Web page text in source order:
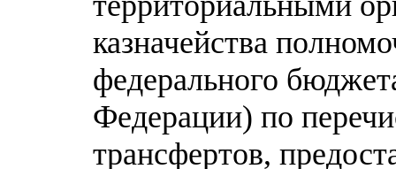
казначейства
федерального
Федерации) по
трансфертов,